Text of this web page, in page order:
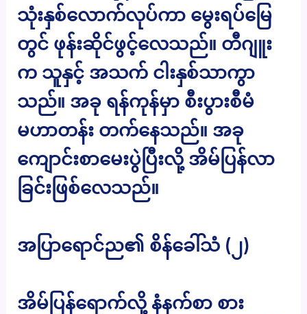
သုံးနှစ်လောက်လုပ်ကာ မွေးရပ်မြေ
တွင် ဖုန်းဆိုင်ဖွင့်လေသည်။ တီဂျူး
က သူနှင့် အသက် ငါးနှစ်သာကွာ
သည်။ အခု ရန်ကုန်မှာ စီးပွားစီမံ
မဟာတန်း တက်နေသည်။ အခု
ကျောင်းစာမေးပွဲပြီးလို့ အိမ်ပြန်လာ
ခြင်းဖြစ်လေသည်။
အပြာရောင်ည၏ စိန်ခေါ်သံ (၂)
အိမ်ပြန်ရောက်လို့ နံနက်စာ စား